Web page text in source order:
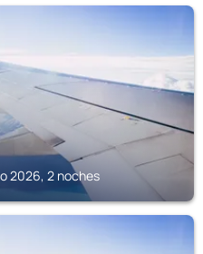
2026, 2 noches